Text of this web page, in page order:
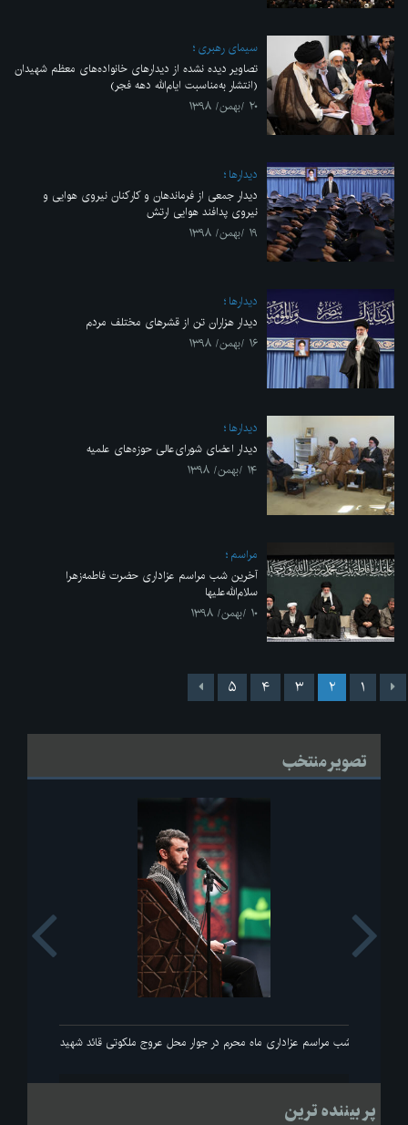
سيماى رهبرى
تصاویر دیده نشده از دیدارهای خانواده‌های معظم شهیدان
(انتشار به‌مناسبت ایام‌الله دهه فجر)
۲۰ /بهمن/ ۱۳۹۸
ديدارها
دیدار جمعی از فرماندهان و کارکنان نیروی هوایی و
نیروی پدافند هوایی ارتش
۱۹ /بهمن/ ۱۳۹۸
ديدارها
دیدار هزاران تن از قشرهای مختلف مردم
۱۶ /بهمن/ ۱۳۹۸
ديدارها
دیدار اعضای شورای‌عالی حوزه‌های علمیه
۱۴ /بهمن/ ۱۳۹۸
مراسم
آخرین شب مراسم عزاداری حضرت فاطمه‌زهرا
سلام‌الله‌علیها
۱۰ /بهمن/ ۱۳۹۸
۱ ۲ ۳ ۴ ۵
تصویر منتخب
اولین شب مراسم عزاداری ماه محرم در جوار محل عروج ملکوتی قائد شهید انقلاب
Next
پر بیننده ترین